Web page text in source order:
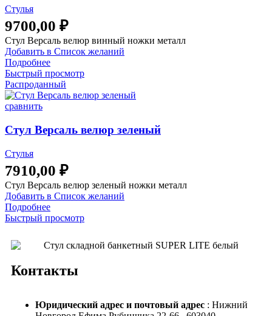
Стулья
9700,00 ₽
Стул Версаль велюр винный ножки металл
Добавить в Список желаний
Подробнее
Быстрый просмотр
Распроданный
сравнить
Стул Версаль велюр зеленый
Стулья
7910,00 ₽
Стул Версаль велюр зеленый ножки металл
Добавить в Список желаний
Подробнее
Быстрый просмотр
Контакты
Юридический адрес и почтовый адрес : Нижний